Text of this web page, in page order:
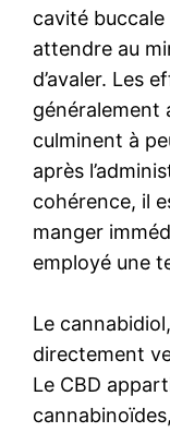
cavité
attendre au
d’avaler. Les
généralement
culminent à
après
cohérence, il
manger
employé une
Le
directement
Le CBD